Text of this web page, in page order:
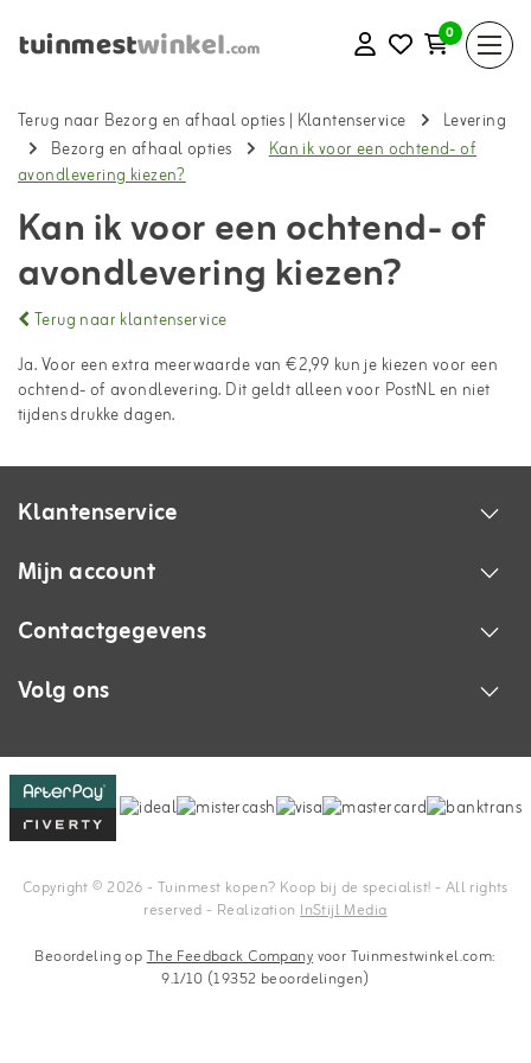
0
Terug naar Bezorg en afhaal opties | Klantenservice
Levering
Bezorg en afhaal opties
Kan ik voor een ochtend- of
avondlevering kiezen?
Kan ik voor een ochtend- of
avondlevering kiezen?
Terug naar klantenservice
Ja. Voor een extra meerwaarde van €2,99 kun je kiezen voor een
ochtend- of avondlevering. Dit geldt alleen voor PostNL en niet
tijdens drukke dagen.
Klantenservice
Mijn account
Contactgegevens
Volg ons
Copyright © 2026 - Tuinmest kopen? Koop bij de specialist! - All rights
reserved - RealizationInStijl Media
Beoordeling opThe Feedback Companyvoor Tuinmestwinkel.com:
9.1/10 (19352 beoordelingen)